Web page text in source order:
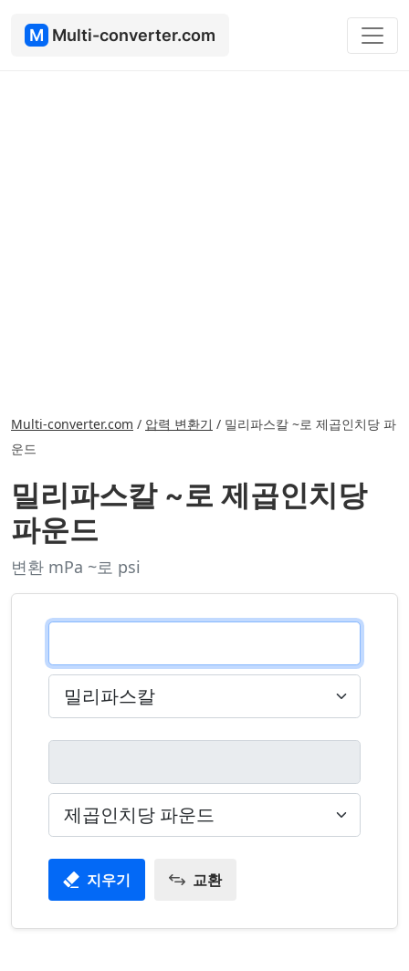
M Multi-converter.com
Multi-converter.com / 압력 변환기 / 밀리파스칼 ~로 제곱인치당 파
운드
밀리파스칼 ~로 제곱인치당
파운드
변환 mPa ~로 psi
지우기 교환